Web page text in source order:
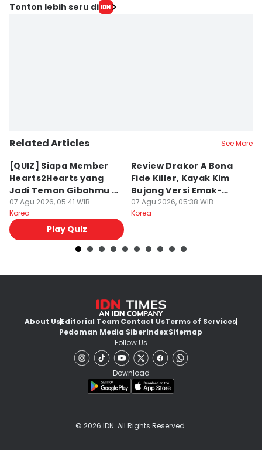
Tonton lebih seru di
Related Articles See More
[QUIZ] Siapa Member
Hearts2Hearts yang
Jadi Teman Gibahmu di
Kelas?
07 Agu 2026, 05:41 WIB
Korea
Play Quiz
Review Drakor A Bona
Fide Killer, Kayak Kim
Bujang Versi Emak-
Emak!
07 Agu 2026, 05:38 WIB
Korea
About UsEditorial TeamContact UsTerms of Services
Pedoman Media SiberIndexSitemap
Follow Us
Download
© 2026 IDN. All Rights Reserved.